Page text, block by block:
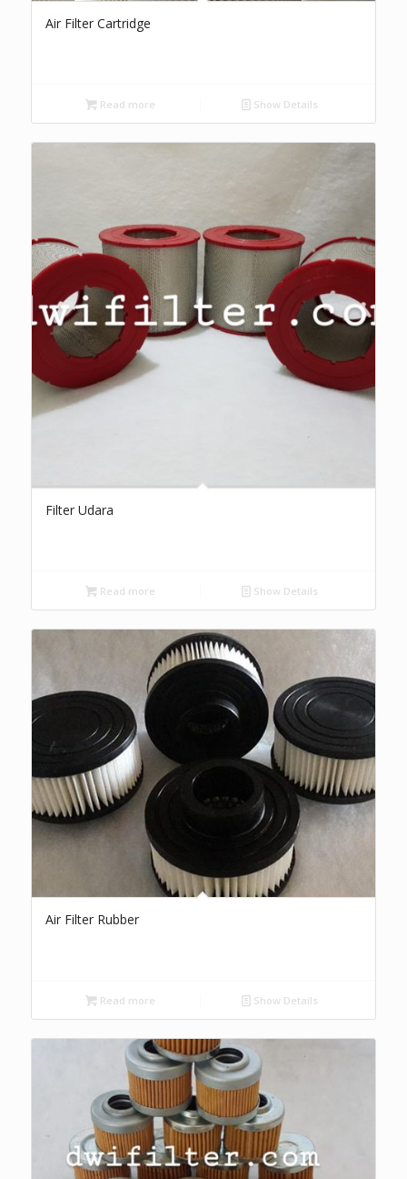
Air Filter Cartridge
Read more Show Details
Filter Udara
Read more Show Details
Air Filter Rubber
Read more Show Details